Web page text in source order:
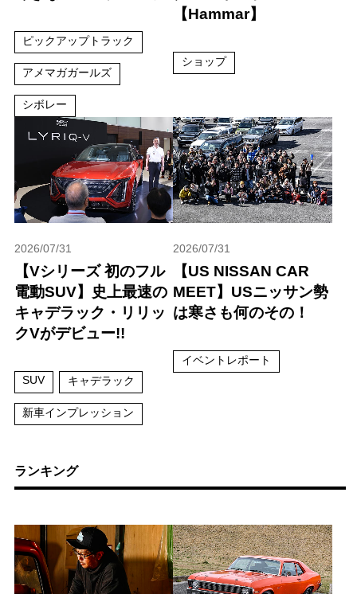
ピックアップトラック
アメマガガールズ
シボレー
【Hammar】
ショップ
2026/07/31
【Vシリーズ 初のフル
電動SUV】史上最速の
キャデラック・リリッ
クVがデビュー!!
SUV キャデラック
新車インプレッション
2026/07/31
【US NISSAN CAR
MEET】USニッサン勢
は寒さも何のその！
イベントレポート
ランキング